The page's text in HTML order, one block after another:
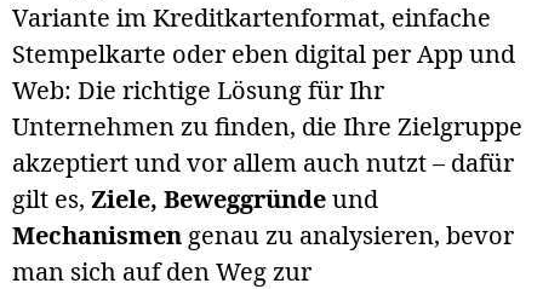
Variante im Kreditkartenformat, einfache
Stempelkarte oder eben digital per App und
Web: Die richtige Lösung für Ihr
Unternehmen zu finden, die Ihre Zielgruppe
akzeptiert und vor allem auch nutzt – dafür
gilt es, Ziele, Beweggründeund
Mechanismen genau zu analysieren, bevor
man sich auf den Weg zur